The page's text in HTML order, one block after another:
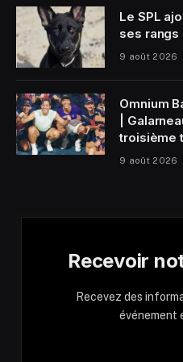
Le SPL
ses rangs
9 août 2026
Omnium
|
troisième
9 août 2026
Recevoir
Recevez des
événement